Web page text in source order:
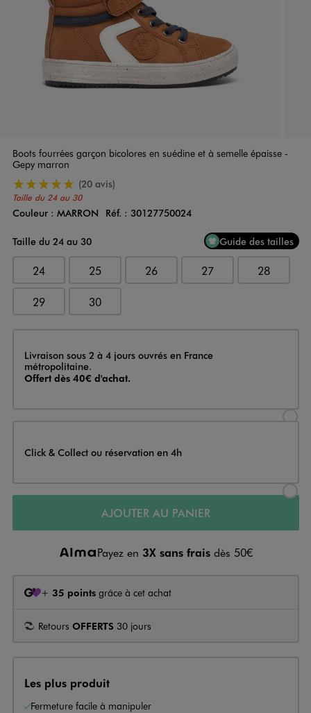
Boots fourrées garçon bicolores en suédine et à semelle épaisse -
Gepy marron
Taille du 24 au 30
5/5 de moyenne(20 avis)
Couleur
Couleur : MARRON Réf. : 30127750024
Taille du 24 au 30
Guide des tailles
24 25 26 27 28
29 30
Livraison
Livraison sous 2 à 4 jours ouvrés en France
métropolitaine.
Offert dès 40€ d'achat.
Click & Collect ou réservation en 4h
AJOUTER AU PANIER
Payez en 3X sans frais dès 50€
+ 35 points grâce à cet achat
Retours OFFERTS 30 jours
Les plus produit
Fermeture facile à manipuler